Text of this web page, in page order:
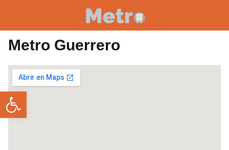
Metro Guerrero
Abrir barra de herramientas